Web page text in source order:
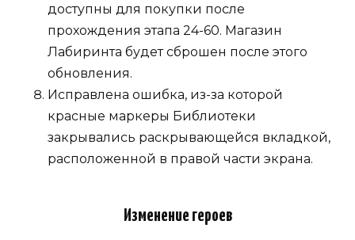
доступны для покупки после
прохождения этапа 24-60. Магазин
Лабиринта будет сброшен после этого
обновления.
Исправлена ​​ошибка, из-за которой
красные маркеры Библиотеки
закрывались раскрывающейся вкладкой,
расположенной в правой части экрана.
Изменение героев